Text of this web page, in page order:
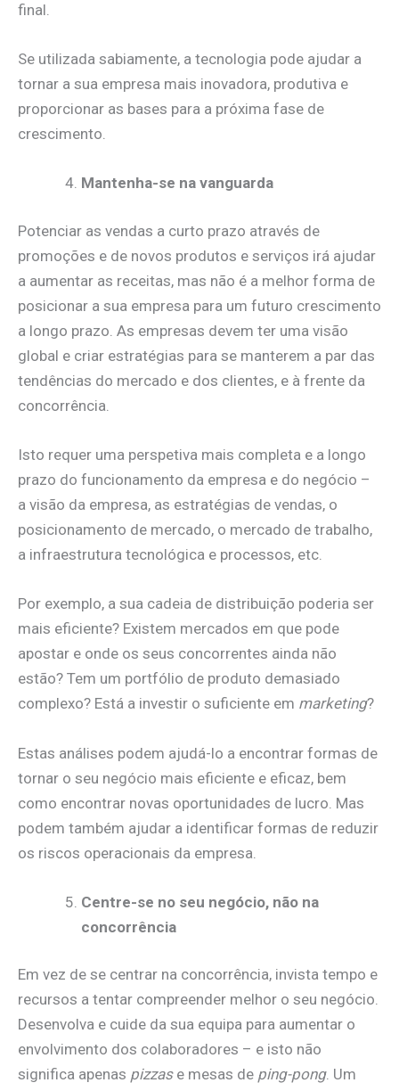
final.
Se utilizada sabiamente, a tecnologia pode ajudar a
tornar a sua empresa mais inovadora, produtiva e
proporcionar as bases para a próxima fase de
crescimento.
Mantenha-se na vanguarda
Potenciar as vendas a curto prazo através de
promoções e de novos produtos e serviços irá ajudar
a aumentar as receitas, mas não é a melhor forma de
posicionar a sua empresa para um futuro crescimento
a longo prazo. As empresas devem ter uma visão
global e criar estratégias para se manterem a par das
tendências do mercado e dos clientes, e à frente da
concorrência.
Isto requer uma perspetiva mais completa e a longo
prazo do funcionamento da empresa e do negócio –
a visão da empresa, as estratégias de vendas, o
posicionamento de mercado, o mercado de trabalho,
a infraestrutura tecnológica e processos, etc.
Por exemplo, a sua cadeia de distribuição poderia ser
mais eficiente? Existem mercados em que pode
apostar e onde os seus concorrentes ainda não
estão? Tem um portfólio de produto demasiado
complexo? Está a investir o suficiente em marketing?
Estas análises podem ajudá-lo a encontrar formas de
tornar o seu negócio mais eficiente e eficaz, bem
como encontrar novas oportunidades de lucro. Mas
podem também ajudar a identificar formas de reduzir
os riscos operacionais da empresa.
Centre-se no seu negócio, não na
concorrência
Em vez de se centrar na concorrência, invista tempo e
recursos a tentar compreender melhor o seu negócio.
Desenvolva e cuide da sua equipa para aumentar o
envolvimento dos colaboradores – e isto não
significa apenas pizzase mesas de ping-pong. Um